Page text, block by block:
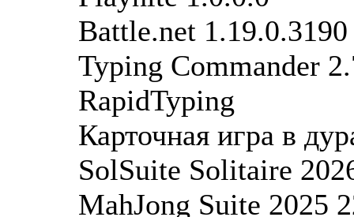
Battle.net 1.19.0.3190
Typing Commander
RapidTyping
Карточная игра в
SolSuite Solitaire
MahJong Suite 2025